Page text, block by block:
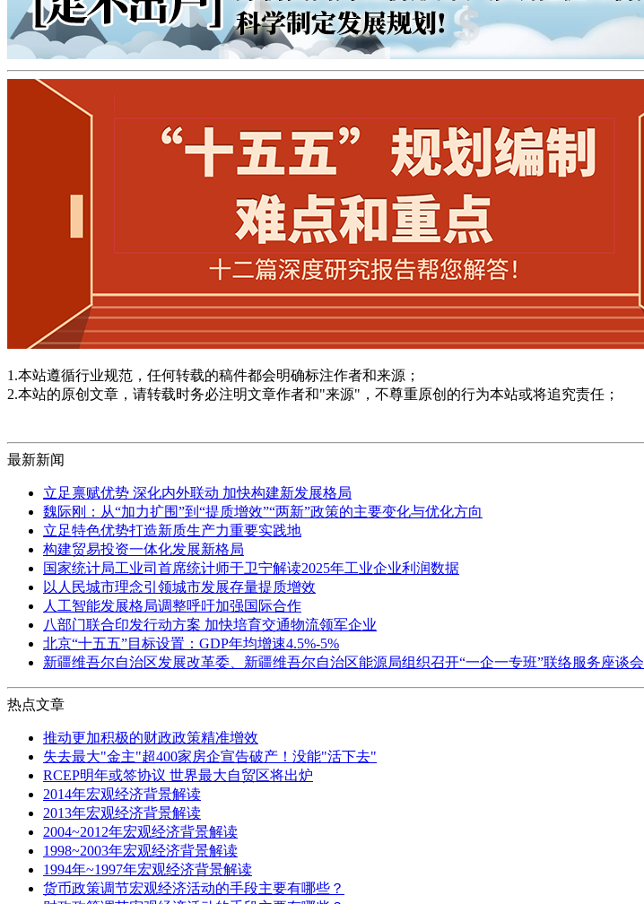
1.本站遵循行业规范，任何转载的稿件都会明确标注作者和来源；
2.本站的原创文章，请转载时务必注明文章作者和"来源"，不尊重原创的行为本站或将追究责任；
最新新闻
立足禀赋优势 深化内外联动 加快构建新发展格局
魏际刚：从“加力扩围”到“提质增效”“两新”政策的主要变化与优化方向
立足特色优势打造新质生产力重要实践地
构建贸易投资一体化发展新格局
国家统计局工业司首席统计师于卫宁解读2025年工业企业利润数据
以人民城市理念引领城市发展存量提质增效
人工智能发展格局调整呼吁加强国际合作
八部门联合印发行动方案 加快培育交通物流领军企业
北京“十五五”目标设置：GDP年均增速4.5%-5%
新疆维吾尔自治区发展改革委、新疆维吾尔自治区能源局组织召开“一企一专班”联络服务座谈会
热点文章
推动更加积极的财政政策精准增效
失去最大"金主"超400家房企宣告破产！没能"活下去"
RCEP明年或签协议 世界最大自贸区将出炉
2014年宏观经济背景解读
2013年宏观经济背景解读
2004~2012年宏观经济背景解读
1998~2003年宏观经济背景解读
1994年~1997年宏观经济背景解读
货币政策调节宏观经济活动的手段主要有哪些？